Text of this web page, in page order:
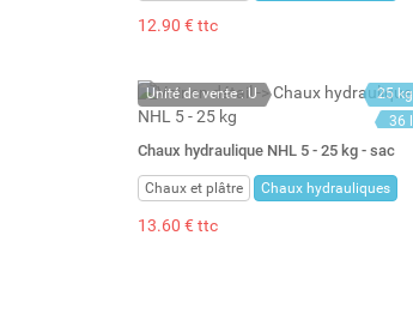
12.90 € ttc
Unité de vente : U
25 kg
36 l
Chaux hydraulique NHL 5 - 25 kg - sac
Chaux et plâtre Chaux hydrauliques
13.60 € ttc